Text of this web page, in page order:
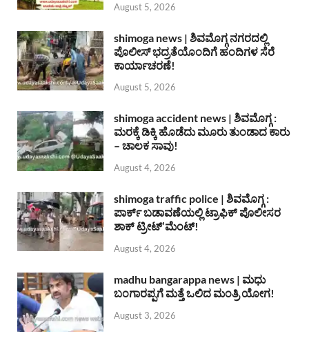
August 5, 2026
shimoga news | ಶಿವಮೊಗ್ಗ ನಗರದಲ್ಲಿ
ಪೊಲೀಸ್ ಭದ್ರತೆಯೊಂದಿಗೆ ಹಂದಿಗಳ ಸೆರೆ
ಕಾರ್ಯಾಚರಣೆ!
August 5, 2026
shimoga accident news | ಶಿವಮೊಗ್ಗ :
ಮರಕ್ಕೆ ಡಿಕ್ಕಿ ಹೊಡೆದು ಮೂರು ತುಂಡಾದ ಕಾರು
– ಚಾಲಕ ಸಾವು!
August 4, 2026
shimoga traffic police | ಶಿವಮೊಗ್ಗ :
ಪಾರ್ಕ್ ಬಡಾವಣೆಯಲ್ಲಿ ಟ್ರಾಫಿಕ್ ಪೊಲೀಸರ
ಶಾಕ್ ಟ್ರೀಟ್’ಮೆಂಟ್!
August 4, 2026
madhu bangarappa news | ಮಧು
ಬಂಗಾರಪ್ಪಗೆ ಮತ್ತೆ ಒಲಿದ ಮಂತ್ರಿ ಯೋಗ!
August 3, 2026